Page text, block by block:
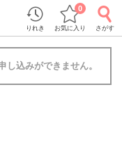
りれき お気に入り
0
さがす
し込みができません。